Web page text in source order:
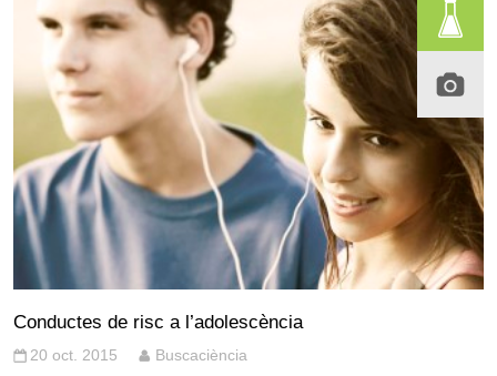
Conductes de risc a l’adolescència
20 oct. 2015 Buscaciència